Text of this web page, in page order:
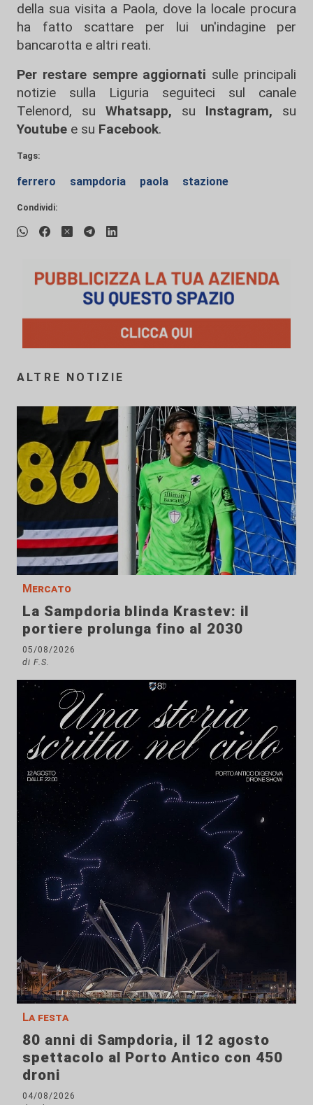
della sua visita a Paola, dove la locale procura
ha fatto scattare per lui un'indagine per
bancarotta e altri reati.
Per restare sempre aggiornati sulle principali
notizie sulla Liguria seguiteci sul canale
Telenord, su
Whatsapp, su Instagram, su
Youtube e su Facebook.
Tags:
ferrero sampdoria paola stazione
Condividi:
ALTRE NOTIZIE
Mercato
La Sampdoria blinda Krastev: il
portiere prolunga fino al 2030
05/08/2026
di F.S.
La festa
80 anni di Sampdoria, il 12 agosto
spettacolo al Porto Antico con 450
droni
04/08/2026